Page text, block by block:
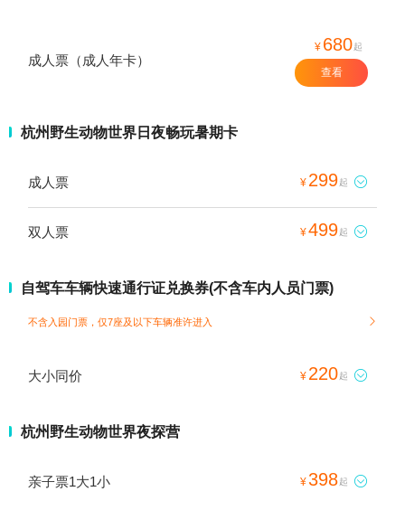
成人票（成人年卡）
¥ 680起
查看
杭州野生动物世界日夜畅玩暑期卡
成人票 ¥ 299起 
双人票 ¥499起 
自驾车车辆快速通行证兑换券(不含车内人员门票)
不含入园门票，仅7座及以下车辆准许进入 
大小同价 ¥ 220起 
杭州野生动物世界夜探营
亲子票1大1小 ¥398起 